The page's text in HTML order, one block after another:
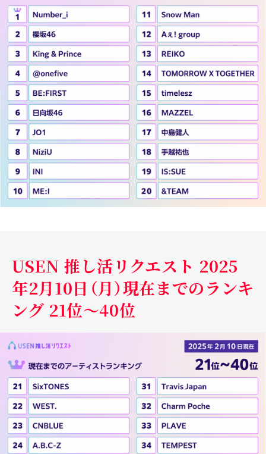
USEN 推し活リクエスト 2025
年2月10日（月）現在までのランキ
ング 21位～40位